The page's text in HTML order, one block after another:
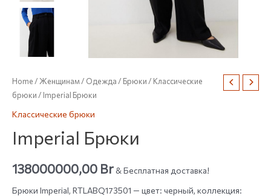
Home/Женщинам/ Одежда/ Брюки/ Классические
брюки/ Imperial Брюки
Классические брюки
Imperial Брюки
138000000,00 Br& Бесплатная доставка!
Брюки Imperial, RTLABQ173501 — цвет: черный, коллекция: